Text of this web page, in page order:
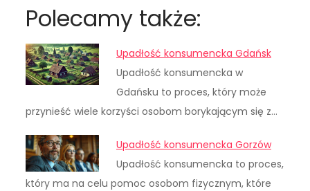
Polecamy także:
Upadłość konsumencka Gdańsk
Upadłość konsumencka w
Gdańsku to proces, który może
przynieść wiele korzyści osobom borykającym się z…
Upadłość konsumencka Gorzów
Upadłość konsumencka to proces,
który ma na celu pomoc osobom fizycznym, które